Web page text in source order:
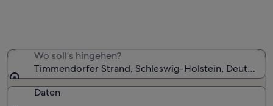
Wo soll’s hingehen?
Timmendorfer Strand, Schleswig-Holstein,
Daten